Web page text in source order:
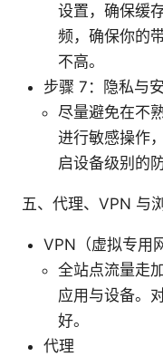
设置，确保缓
频，确保你的
不高。
步骤 7：隐私与
尽量避免在不
进行敏感操作
启设备级别的
五、代理、VPN 与
VPN（虚拟专用
全站点流量走
应用与设备。
好。
代理